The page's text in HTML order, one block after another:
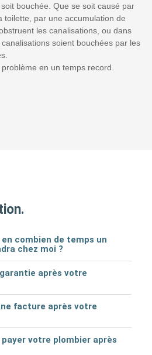
bouchée. Que se soit causé par
toilette, par une accumulation de
les canalisations, ou dans
soient bouchées par les
en un temps record.
combien de temps un
chez moi ?
après votre
facture après votre
votre plombier après